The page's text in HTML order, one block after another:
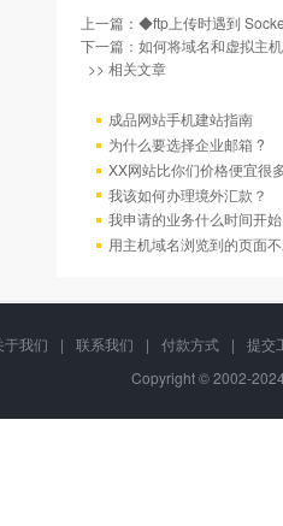
上一篇： ◆ftp上传时遇到
下一篇： 如何将域名和虚拟主
>> 相关文章
成品网站手机建站指南
为什么要选择企业邮箱 ?
XX网站比你们价格便宜很
我该如何办理境外汇款？
我申请的业务什么时间开
用主机域名浏览到的页面
于我们 | 联系我们 | 付款方式 |
提交
Copyright © 2002-